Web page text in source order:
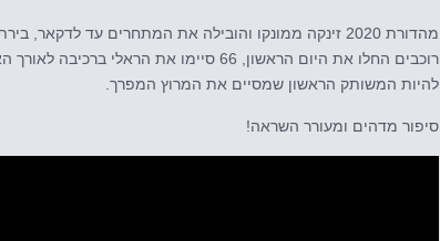
להיות המשותק הראשון שמסיים את המרוץ המפרך.
סיפור מדהים ומעורר השראה!